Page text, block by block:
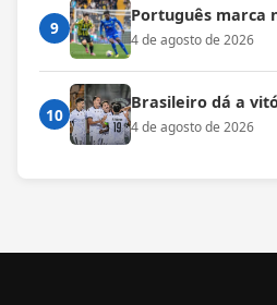
9
Português marca
4 de agosto de 2026
10
Brasileiro dá a
4 de agosto de 2026